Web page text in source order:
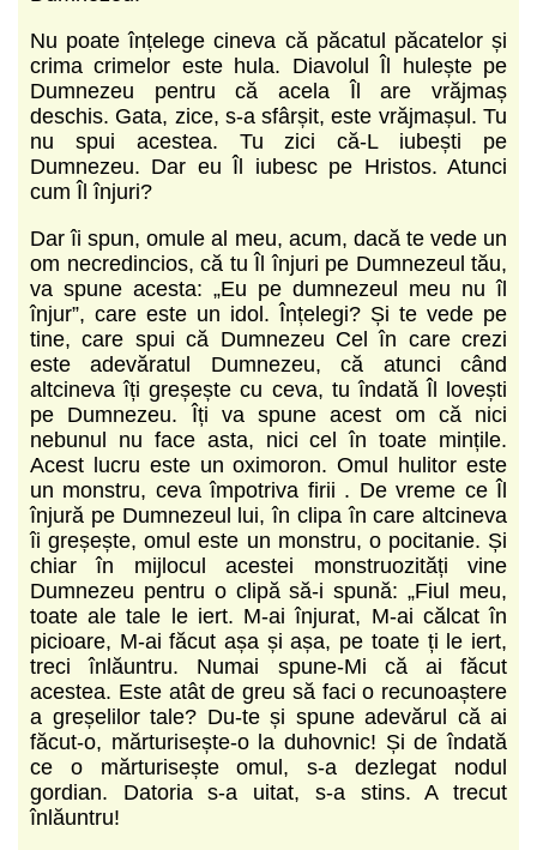
Nu poate înțelege cineva că păcatul păcatelor și
crima crimelor este hula. Diavolul Îl hulește pe
Dumnezeu pentru că acela Îl are vrăjmaș
deschis. Gata, zice, s-a sfârșit, este vrăjmașul. Tu
nu spui acestea. Tu zici că-L iubești pe
Dumnezeu. Dar eu Îl iubesc pe Hristos. Atunci
cum Îl înjuri?
Dar îi spun, omule al meu, acum, dacă te vede un
om necredincios, că tu Îl înjuri pe Dumnezeul tău,
va spune acesta: „Eu pe dumnezeul meu nu îl
înjur”, care este un idol. Înțelegi? Și te vede pe
tine, care spui că Dumnezeu Cel în care crezi
este adevăratul Dumnezeu, că atunci când
altcineva îți greșește cu ceva, tu îndată Îl lovești
pe Dumnezeu. Îți va spune acest om că nici
nebunul nu face asta, nici cel în toate mințile.
Acest lucru este un oximoron. Omul hulitor este
un monstru, ceva împotriva firii . De vreme ce Îl
înjură pe Dumnezeul lui, în clipa în care altcineva
îi greșește, omul este un monstru, o pocitanie. Și
chiar în mijlocul acestei monstruozități vine
Dumnezeu pentru o clipă să-i spună: „Fiul meu,
toate ale tale le iert. M-ai înjurat, M-ai călcat în
picioare, M-ai făcut așa și așa, pe toate ți le iert,
treci înlăuntru. Numai spune-Mi că ai făcut
acestea. Este atât de greu să faci o recunoaștere
a greșelilor tale? Du-te și spune adevărul că ai
făcut-o, mărturisește-o la duhovnic! Și de îndată
ce o mărturisește omul, s-a dezlegat nodul
gordian. Datoria s-a uitat, s-a stins. A trecut
înlăuntru!